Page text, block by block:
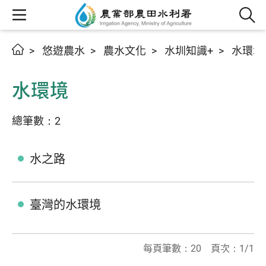
悠遊農水 農水文化 水圳知識+ 水環境
水環境
總筆數：2
水之路
臺灣的水環境
每頁筆數：20 頁次：1/1